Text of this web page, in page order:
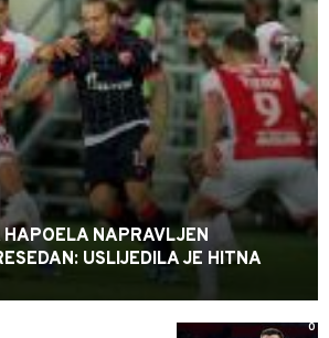
NAPRAVLJEN
USLIJEDILA JE HITNA
0